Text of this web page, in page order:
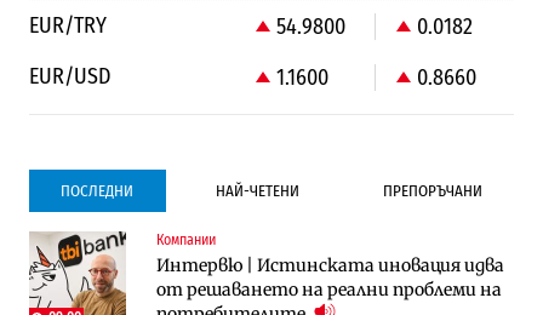
EUR/TRY 54.9800
0.0182
EUR/USD
1.1600 0.8660
ПОСЛЕДНИ НАЙ-ЧЕТЕНИ ПРЕПОРЪЧАНИ
Компании
Интервю | Истинската иновация идва
от решаването на реални проблеми на
Компании
Vivacom предлага над 150 устройства с
90% отстъпка през август
Компании
Vivacom предлага над 150 устройства с
90% отстъпка през август